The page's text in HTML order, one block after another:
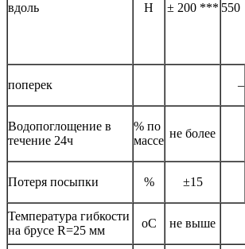
вдоль Н ± 200 *** 550
поперек –
Водопоглощение в
течение 24ч
% по
массе
не более
Потеря посыпки % ±15
Температура гибкости
на брусе R=25 мм
оС не выше